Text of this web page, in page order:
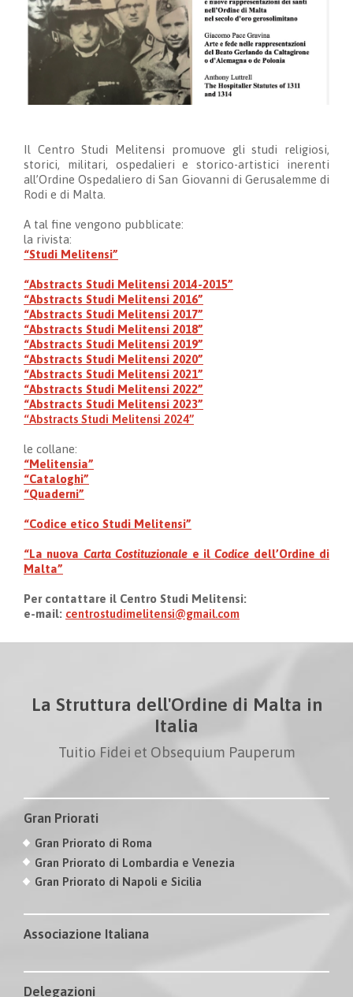
Il Centro Studi Melitensi promuove gli studi religiosi,
storici, militari, ospedalieri e storico-artistici inerenti
all’Ordine Ospedaliero di San Giovanni di Gerusalemme di
Rodi e di Malta.
A tal fine vengono pubblicate:
la rivista:
“Studi Melitensi”
“Abstracts Studi Melitensi 2014-2015”
“Abstracts Studi Melitensi 2016”
“Abstracts Studi Melitensi 2017”
“Abstracts Studi Melitensi 2018”
“Abstracts Studi Melitensi 2019”
“Abstracts Studi Melitensi 2020”
“Abstracts Studi Melitensi 2021”
“Abstracts Studi Melitensi 2022”
“Abstracts Studi Melitensi 2023”
“Abstracts Studi Melitensi 2024”
le collane:
“Melitensia”
“Cataloghi”
“Quaderni”
“Codice etico Studi Melitensi”
“La nuova Carta Costituzionale e ilCodice dell’Ordine di
Malta”
Per contattare il Centro Studi Melitensi:
e-mail: centrostudimelitensi@gmail.com
La Struttura dell'Ordine di Malta in
Italia
Tuitio Fidei et Obsequium Pauperum
Gran Priorati
Gran Priorato di Roma
Gran Priorato di Lombardia e Venezia
Gran Priorato di Napoli e Sicilia
Associazione Italiana
Delegazioni